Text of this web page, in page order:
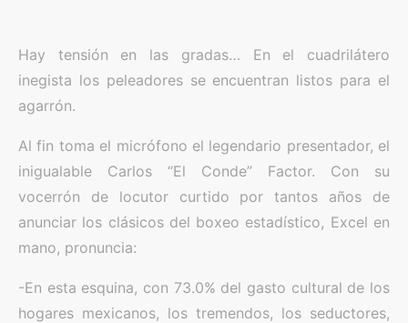
Hay tensión en las gradas… En el cuadrilátero
inegista los peleadores se encuentran listos para el
agarrón.
Al fin toma el micrófono el legendario presentador, el
inigualable Carlos “El Conde” Factor. Con su
vocerrón de locutor curtido por tantos años de
anunciar los clásicos del boxeo estadístico, Excel en
mano, pronuncia:
-En esta esquina, con 73.0% del gasto cultural de los
hogares mexicanos, los tremendos, los seductores,